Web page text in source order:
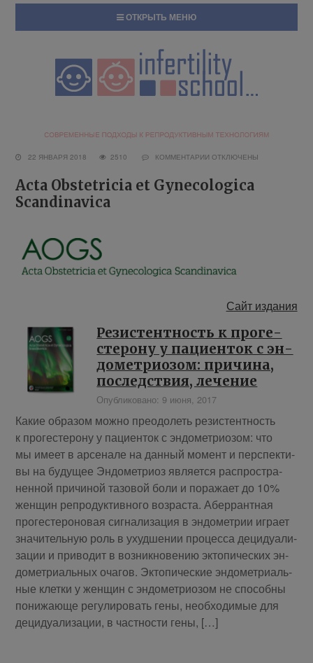
ОТКРЫТЬ МЕНЮ
22 ЯНВАРЯ 2018 2510 КОММЕНТАРИИ ОТКЛЮЧЕНЫ
Acta Obstetricia et Gynecologica
Scandinavica
Сайт издания
Ре­зи­стент­ность к про­ге­
сте­ро­ну у па­ци­ен­ток с эн­
до­мет­ри­о­зом: при­чи­на,
по­след­ствия, ле­чение
Опубликовано: 9 июня, 2017
Ка­кие об­ра­зом мож­но пре­одо­леть ре­зи­стент­ность
к про­ге­сте­ро­ну у па­ци­ен­ток с эн­до­мет­ри­о­зом: что
мы име­ет в ар­се­на­ле на дан­ный мо­мент и пер­спек­ти­
вы на бу­дущее Эн­до­мет­ри­оз яв­ля­ет­ся рас­про­стра­
нен­ной при­чи­ной та­зо­вой бо­ли и по­ра­жа­ет до 10%
жен­щин ре­про­дук­тив­но­го воз­рас­та. Абер­рант­ная
про­ге­сте­ро­но­вая сиг­на­ли­за­ция в эн­до­мет­рии иг­ра­ет
зна­чи­тель­ную роль в ухуд­ше­нии про­цес­са де­ци­ду­а­ли­
за­ции и при­во­дит в воз­ник­но­ве­нию эк­то­пи­че­ских эн­
до­мет­ри­аль­ных оча­гов. Эк­то­пи­че­ские эн­до­мет­ри­аль­
ные клет­ки у жен­щин с эн­до­мет­ри­о­зом не спо­соб­ны
по­ни­жа­ю­ще ре­гу­ли­ро­вать ге­ны, необ­хо­ди­мые для
де­ци­ду­а­ли­за­ции, в част­но­сти ге­ны, […]